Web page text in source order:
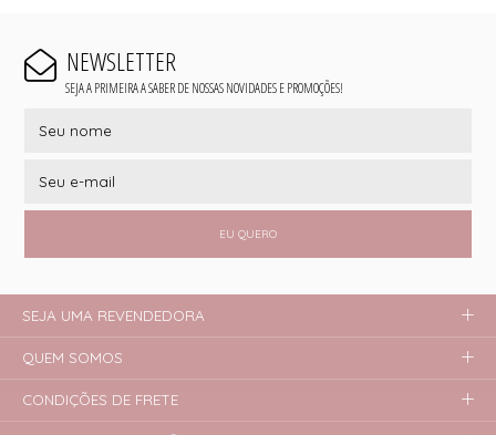
NEWSLETTER
SEJA A PRIMEIRA A SABER DE NOSSAS NOVIDADES E PROMOÇÕES!
EU QUERO
SEJA UMA REVENDEDORA
QUEM SOMOS
CONDIÇÕES DE FRETE